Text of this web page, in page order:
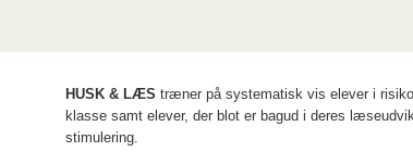
HUSK & LÆS træner på systematisk vis elever i
klasse samt elever, der blot er bagud i deres
stimulering.